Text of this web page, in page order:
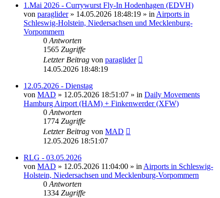
1.Mai 2026 - Currywurst Fly-In Hodenhagen (EDVH)
von paraglider» 14.05.2026 18:48:19 » in Airports in
Schleswig-Holstein, Niedersachsen und Mecklenburg-
Vorpommern
0 Antworten
1565 Zugriffe
Letzter Beitrag von paraglider
14.05.2026 18:48:19
12.05.2026 - Dienstag
von MAD » 12.05.2026 18:51:07 » in Daily Movements
Hamburg Airport (HAM) + Finkenwerder (XFW)
0 Antworten
1774 Zugriffe
Letzter Beitrag von MAD
12.05.2026 18:51:07
RLG - 03.05.2026
von MAD » 12.05.2026 11:04:00 » in Airports in Schleswig-
Holstein, Niedersachsen und Mecklenburg-Vorpommern
0 Antworten
1334 Zugriffe